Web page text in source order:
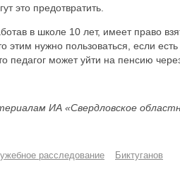
это предотвратить.
в школе 10 лет, имеет право
этим нужно пользоваться, если
педагог может уйти на пенсию
ИА «Свердловское
расследование Биктуганов